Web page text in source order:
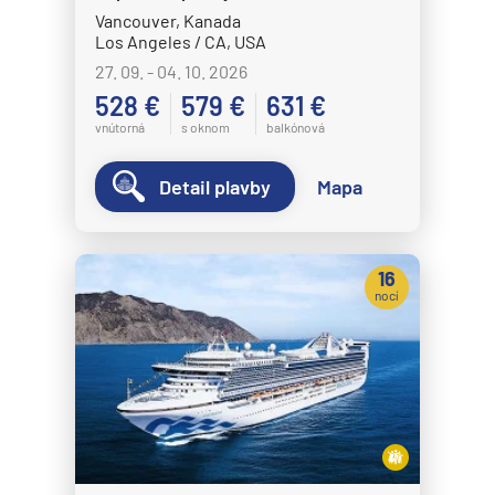
Plavba okolo sveta - segment
Plavby okolo sveta
Expedičné plavby
Antarktída
Arktída
Expedičné plavby
Potvrdiť
Vancouver, Kanada
Los Angeles / CA, USA
27. 09. - 04. 10. 2026
528 €
vnútorná
579 €
s oknom
631 €
balkónová
Detail plavby Mapa
16
nocí